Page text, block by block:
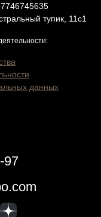
тупик, 11с1
данных
97